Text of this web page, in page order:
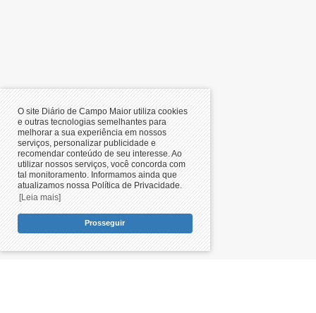
O site Diário de Campo Maior utiliza cookies
e outras tecnologias semelhantes para
melhorar a sua experiência em nossos
serviços, personalizar publicidade e
recomendar conteúdo de seu interesse. Ao
utilizar nossos serviços, você concorda com
tal monitoramento. Informamos ainda que
atualizamos nossa Política de Privacidade.
[Leia mais]
Prosseguir